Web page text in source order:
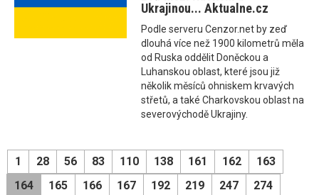
Ukrajinou... Aktualne.cz
Podle serveru Cenzor.net by zeď
dlouhá více než 1900 kilometrů měla
od Ruska oddělit Doněckou a
Luhanskou oblast, které jsou již
několik měsíců ohniskem krvavých
střetů, a také Charkovskou oblast na
severovýchodě Ukrajiny.
1 28 56 83 110 138 161 162
163
164
165 166 167 192 219 247 274